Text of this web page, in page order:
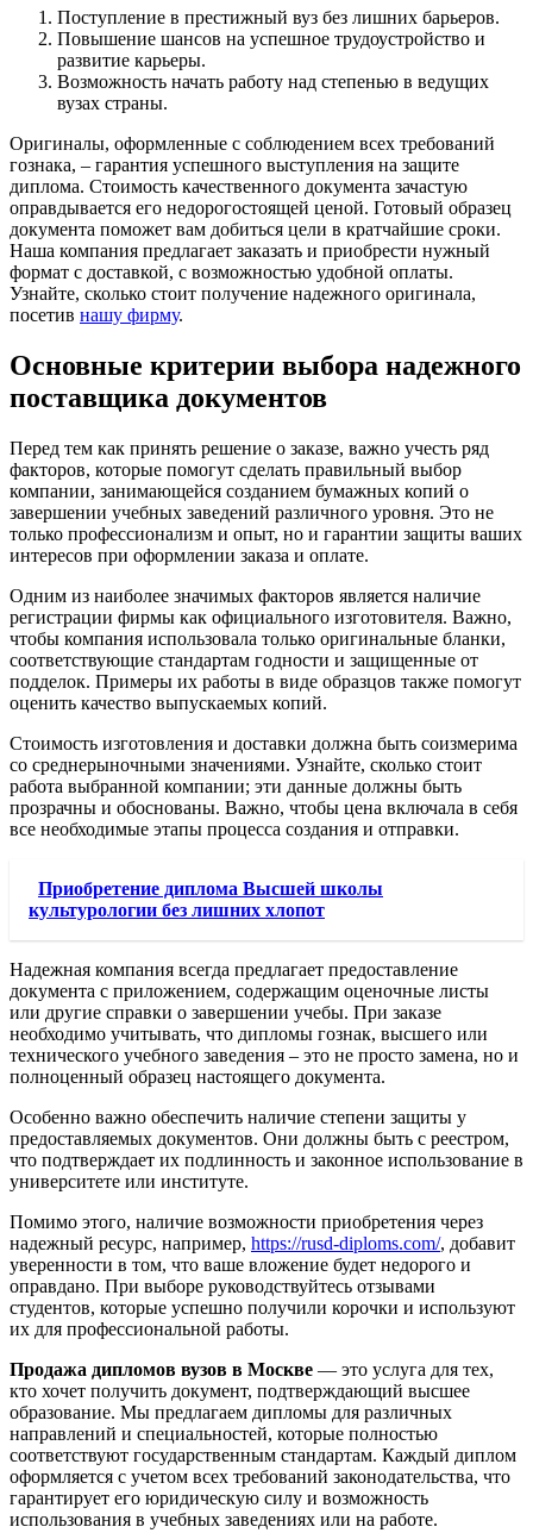
Поступление в престижный вуз без лишних барьеров.
Повышение шансов на успешное трудоустройство и
развитие карьеры.
Возможность начать работу над степенью в ведущих
вузах страны.
Оригиналы, оформленные с соблюдением всех требований
гознака, – гарантия успешного выступления на защите
диплома. Стоимость качественного документа зачастую
оправдывается его недорогостоящей ценой. Готовый образец
документа поможет вам добиться цели в кратчайшие сроки.
Наша компания предлагает заказать и приобрести нужный
формат с доставкой, с возможностью удобной оплаты.
Узнайте, сколько стоит получение надежного оригинала,
посетив нашу фирму.
Основные критерии выбора надежного
поставщика документов
Перед тем как принять решение о заказе, важно учесть ряд
факторов, которые помогут сделать правильный выбор
компании, занимающейся созданием бумажных копий о
завершении учебных заведений различного уровня. Это не
только профессионализм и опыт, но и гарантии защиты ваших
интересов при оформлении заказа и оплате.
Одним из наиболее значимых факторов является наличие
регистрации фирмы как официального изготовителя. Важно,
чтобы компания использовала только оригинальные бланки,
соответствующие стандартам годности и защищенные от
подделок. Примеры их работы в виде образцов также помогут
оценить качество выпускаемых копий.
Стоимость изготовления и доставки должна быть соизмерима
со среднерыночными значениями. Узнайте, сколько стоит
работа выбранной компании; эти данные должны быть
прозрачны и обоснованы. Важно, чтобы цена включала в себя
все необходимые этапы процесса создания и отправки.
Приобретение диплома Высшей школы
культурологии без лишних хлопот
Надежная компания всегда предлагает предоставление
документа с приложением, содержащим оценочные листы
или другие справки о завершении учебы. При заказе
необходимо учитывать, что дипломы гознак, высшего или
технического учебного заведения – это не просто замена, но и
полноценный образец настоящего документа.
Особенно важно обеспечить наличие степени защиты у
предоставляемых документов. Они должны быть с реестром,
что подтверждает их подлинность и законное использование в
университете или институте.
Помимо этого, наличие возможности приобретения через
надежный ресурс, например, https://rusd-diploms.com/, добавит
уверенности в том, что ваше вложение будет недорого и
оправдано. При выборе руководствуйтесь отзывами
студентов, которые успешно получили корочки и используют
их для профессиональной работы.
Продажа дипломов вузов в Москве — это услуга для тех,
кто хочет получить документ, подтверждающий высшее
образование. Мы предлагаем дипломы для различных
направлений и специальностей, которые полностью
соответствуют государственным стандартам. Каждый диплом
оформляется с учетом всех требований законодательства, что
гарантирует его юридическую силу и возможность
использования в учебных заведениях или на работе.